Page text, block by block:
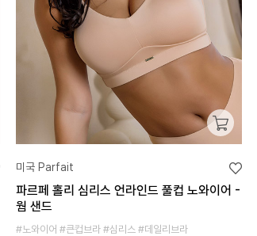
미국 Parfait
파르페 홀리 심리스 언라인드 풀컵 노와이어 -
웜 샌드
#노와이어 #큰컵브라 #심리스 #데일리브라